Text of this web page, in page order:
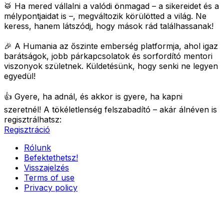
🥁 Ha mered vállalni a valódi önmagad – a sikereidet és a
mélypontjaidat is –, megváltozik körülötted a világ. Ne
keress, hanem látszódj, hogy mások rád találhassanak!
🎉 A Humania az őszinte emberség platformja, ahol igaz
barátságok, jobb párkapcsolatok és sorfordító mentori
viszonyok születnek. Küldetésünk, hogy senki ne legyen
egyedül!
👍 Gyere, ha adnál, és akkor is gyere, ha kapni
szeretnél! A tökéletlenség felszabadító – akár álnéven is
regisztrálhatsz:
Regisztráció
Rólunk
Befektethetsz!
Visszajelzés
Terms of use
Privacy policy